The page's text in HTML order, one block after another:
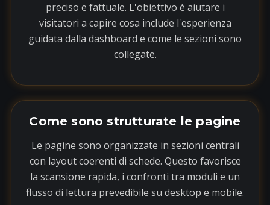
preciso e fattuale. L'obiettivo è aiutare i
visitatori a capire cosa include l'esperienza
guidata dalla dashboard e come le sezioni sono
collegate.
Come sono strutturate le pagine
Le pagine sono organizzate in sezioni centrali
con layout coerenti di schede. Questo favorisce
la scansione rapida, i confronti tra moduli e un
flusso di lettura prevedibile su desktop e mobile.